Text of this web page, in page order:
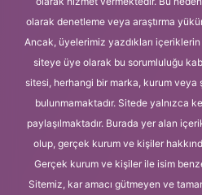
olarak denetleme veya araştırma
Ancak, üyelerimiz yazdıkları
siteye üye olarak bu sorumluluğu
sitesi, herhangi bir marka, kurum veya
bulunmamaktadır. Sitede yalnızca
paylaşılmaktadır. Burada yer alan
olup, gerçek kurum ve kişiler
Gerçek kurum ve kişiler ile isim
Sitemiz, kar amacı gütmeyen ve